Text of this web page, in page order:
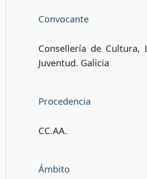
Convocante
Consellería de Cultura,
Juventud. Galicia
Procedencia
CC.AA.
Ámbito